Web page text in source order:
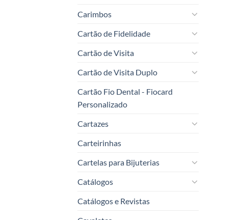
Carimbos
Cartão de Fidelidade
Cartão de Visita
Cartão de Visita Duplo
Cartão Fio Dental - Fiocard
Personalizado
Cartazes
Carteirinhas
Cartelas para Bijuterias
Catálogos
Catálogos e Revistas